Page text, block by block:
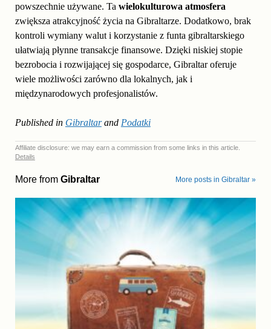
powszechnie używane. Ta wielokulturowa atmosfera
zwiększa atrakcyjność życia na Gibraltarze. Dodatkowo, brak
kontroli wymiany walut i korzystanie z funta gibraltarskiego
ułatwiają płynne transakcje finansowe. Dzięki niskiej stopie
bezrobocia i rozwijającej się gospodarce, Gibraltar oferuje
wiele możliwości zarówno dla lokalnych, jak i
międzynarodowych profesjonalistów.
Published in Gibraltarand Podatki
Affiliate disclosure: we may earn a commission from some links in this article.
Details
More from Gibraltar More posts in Gibraltar »